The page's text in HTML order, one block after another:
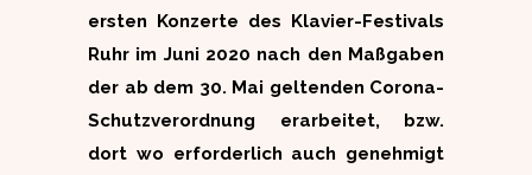
ersten Konzerte des Klavier-Festivals
Ruhr im Juni 2020 nach den Maßgaben
der ab dem 30. Mai geltenden Corona-
Schutzverordnung erarbeitet, bzw.
dort wo erforderlich auch genehmigt